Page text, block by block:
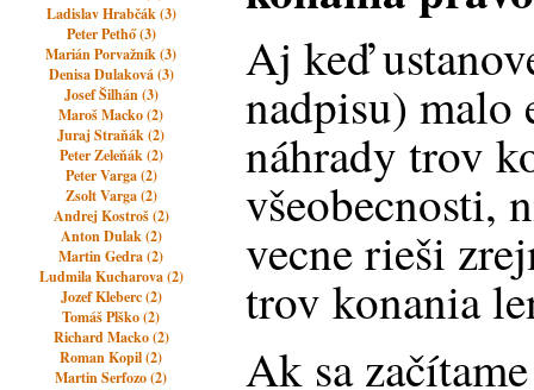
Ladislav Hrabčák (3)
Peter Pethő (3)
Marián Porvažník (3)
Denisa Dulaková (3)
Josef Šilhán (3)
Maroš Macko (2)
Juraj Straňák (2)
Peter Zeleňák (2)
Peter Varga (2)
Zsolt Varga (2)
Andrej Kostroš (2)
Anton Dulak (2)
Martin Gedra (2)
Ludmila Kucharova (2)
Jozef Kleberc (2)
Tomáš Plško (2)
Richard Macko (2)
Roman Kopil (2)
Martin Serfozo (2)
Aj keď
nadpisu) malo
náhrady trov
všeobecnosti,
vecne rieši
trov konania
Ak sa